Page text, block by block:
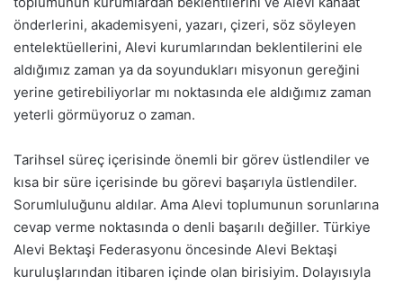
önderlerini, akademisyeni, yazarı, çizeri, söz söyleyen
entelektüellerini, Alevi kurumlarından beklentilerini ele
aldığımız zaman ya da soyundukları misyonun gereğini
yerine getirebiliyorlar mı noktasında ele aldığımız zaman
yeterli görmüyoruz o zaman.
Tarihsel süreç içerisinde önemli bir görev üstlendiler ve
kısa bir süre içerisinde bu görevi başarıyla üstlendiler.
Sorumluluğunu aldılar. Ama Alevi toplumunun sorunlarına
cevap verme noktasında o denli başarılı değiller. Türkiye
Alevi Bektaşi Federasyonu öncesinde Alevi Bektaşi
kuruluşlarından itibaren içinde olan birisiyim. Dolayısıyla